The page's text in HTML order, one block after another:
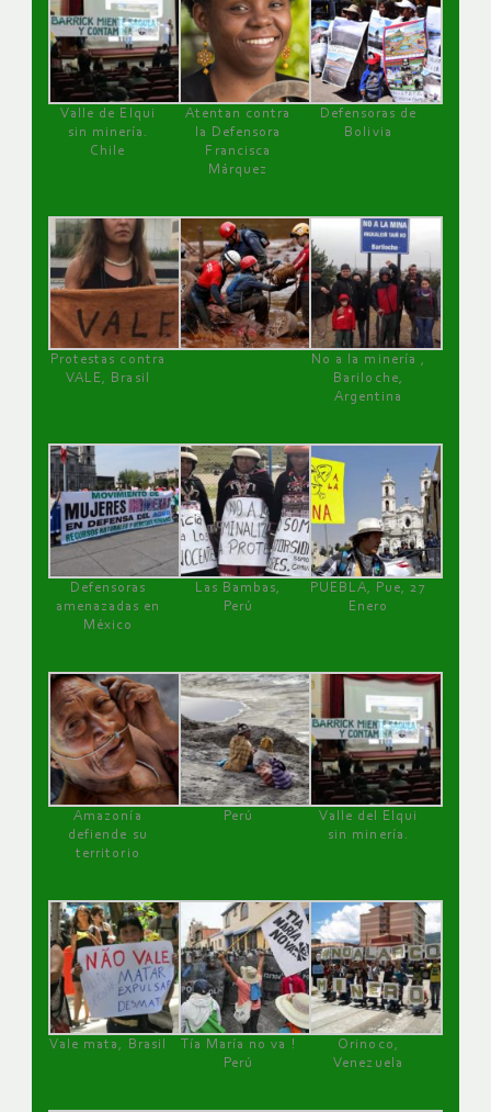
Valle de Elqui
sin minería.
Chile
Atentan contra
la Defensora
Francisca
Márquez
Defensoras de
Bolivia
Protestas contra
VALE, Brasil
No a la minería ,
Bariloche,
Argentina
Defensoras
amenazadas en
México
Las Bambas,
Perú
PUEBLA, Pue, 27
Enero
Amazonía
defiende su
territorio
Perú
Valle del Elqui
sin minería.
Vale mata, Brasil
Tía María no va !
Perú
Orinoco,
Venezuela